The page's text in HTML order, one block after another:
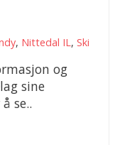
, Nittedal IL, Ski
og
sine
se..